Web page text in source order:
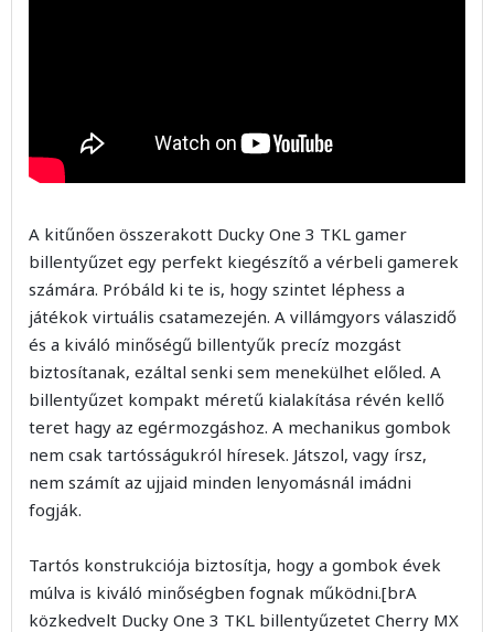
A kitűnően összerakott Ducky One 3 TKL gamer
billentyűzet egy perfekt kiegészítő a vérbeli gamerek
számára. Próbáld ki te is, hogy szintet léphess a
játékok virtuális csatamezején. A villámgyors válaszidő
és a kiváló minőségű billentyűk precíz mozgást
biztosítanak, ezáltal senki sem menekülhet előled. A
billentyűzet kompakt méretű kialakítása révén kellő
teret hagy az egérmozgáshoz. A mechanikus gombok
nem csak tartósságukról híresek. Játszol, vagy írsz,
nem számít az ujjaid minden lenyomásnál imádni
fogják.
Tartós konstrukciója biztosítja, hogy a gombok évek
múlva is kiváló minőségben fognak működni.[brA
közkedvelt Ducky One 3 TKL billentyűzetet Cherry MX